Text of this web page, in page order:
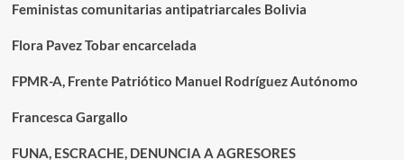
Feministas comunitarias antipatriarcales Bolivia
Flora Pavez Tobar encarcelada
FPMR-A, Frente Patriótico Manuel Rodríguez Autónomo
Francesca Gargallo
FUNA, ESCRACHE, DENUNCIA A AGRESORES